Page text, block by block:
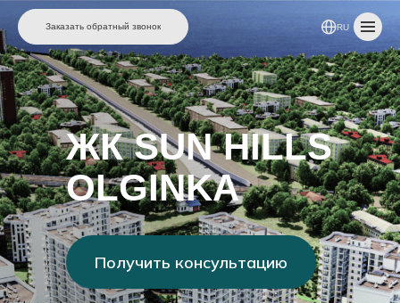
Заказать обратный звонок RU
ЖК SUN HILLS
OLGINKA
Получить консультацию